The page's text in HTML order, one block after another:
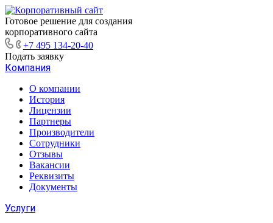
Готовое решение для создания
корпоративного сайта
+7 495 134-20-40
Подать заявку
Компания
О компании
История
Лицензии
Партнеры
Производители
Сотрудники
Отзывы
Вакансии
Реквизиты
Документы
Услуги